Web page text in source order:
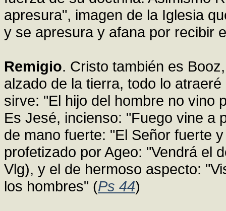
apresura", imagen de la Iglesia
y se apresura y afana por recibir
Remigio. Cristo también es
alzado de la tierra, todo lo
sirve: "El hijo del hombre no vino
Es Jesé, incienso: "Fuego vine a
de mano fuerte: "El Señor fuerte
profetizado por Ageo: "Vendrá el
Vlg), y el de hermoso aspecto:
los hombres" (Ps 44)